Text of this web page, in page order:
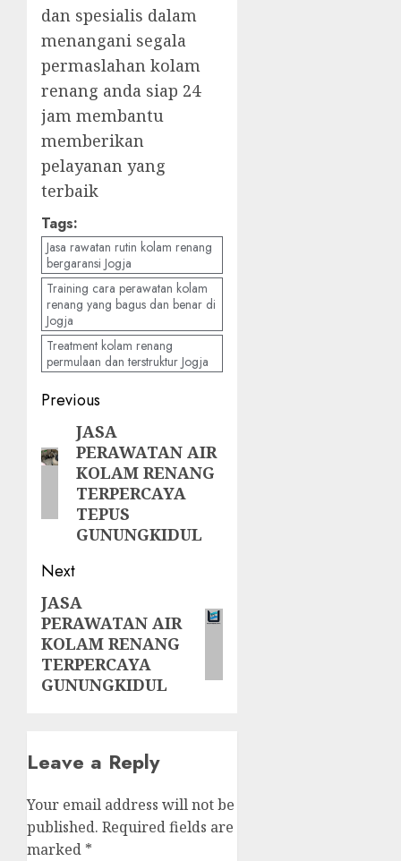
dan spesialis dalam
menangani segala
permaslahan kolam
renang anda siap 24
jam membantu
memberikan
pelayanan yang
terbaik
Tags:
Jasa rawatan rutin kolam renang
bergaransi Jogja
Training cara perawatan kolam
renang yang bagus dan benar di
Jogja
Treatment kolam renang
permulaan dan terstruktur Jogja
Post
navigation
Previous
Previous
post:
JASA
PERAWATAN AIR
KOLAM RENANG
TERPERCAYA
TEPUS
GUNUNGKIDUL
Next
Next
post:
JASA
PERAWATAN AIR
KOLAM RENANG
TERPERCAYA
GUNUNGKIDUL
Leave a Reply
Your email address will not be
published. Required fields are
marked *